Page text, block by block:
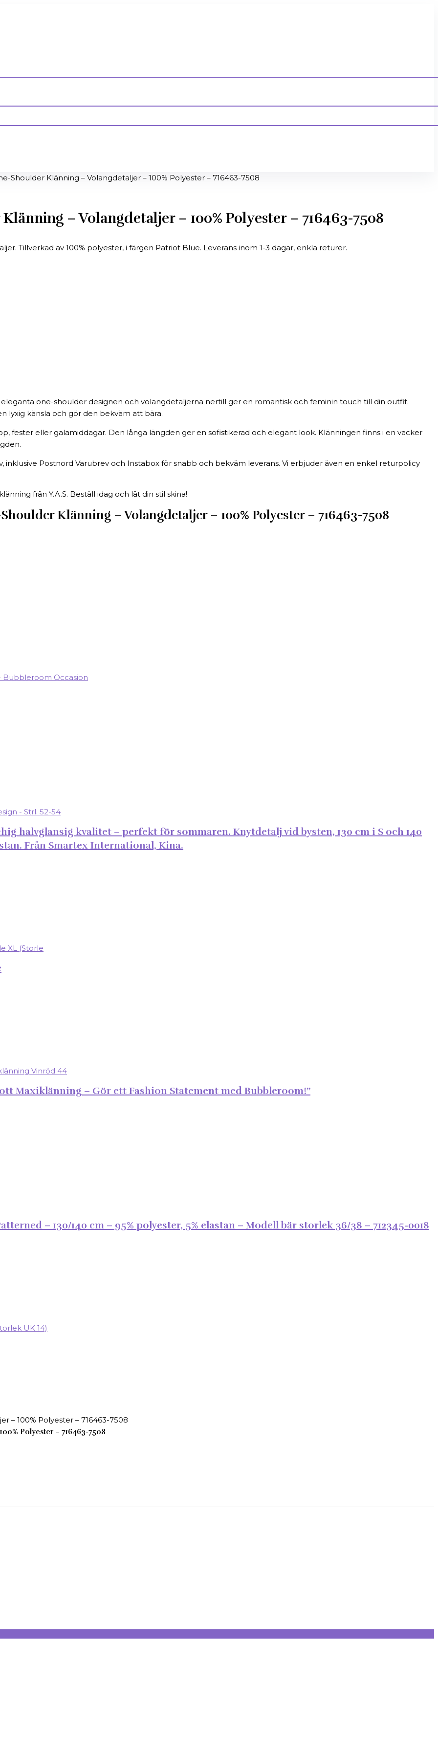
Shoulder Klänning – Volangdetaljer – 100% Polyester – 716463-7508
– Volangdetaljer – 100% Polyester – 716463-7508
Tillverkad av 100% polyester, i färgen Patriot Blue. Leverans inom 1-3 dagar, enkla returer.
one-shoulder designen och volangdetaljerna nertill ger en romantisk och feminin touch till din outfit.
lyxig känsla och gör den bekväm att bära.
fester eller galamiddagar. Den långa längden ger en sofistikerad och elegant look. Klänningen finns i en vacker
inklusive Postnord Varubrev och Instabox för snabb och bekväm leverans. Vi erbjuder även en enkel returpolicy
från Y.A.S. Beställ idag och låt din stil skina!
Klänning – Volangdetaljer – 100% Polyester – 716463-7508
halvglansig kvalitet – perfekt för sommaren. Knytdetalj vid bysten, 130 cm i S och 140
Från Smartex International, Kina.
Maxiklänning – Gör ett Fashion Statement med Bubbleroom!”
– 130/140 cm – 95% polyester, 5% elastan – Modell bär storlek 36/38 – 712345-0018
Polyester – 716463-7508